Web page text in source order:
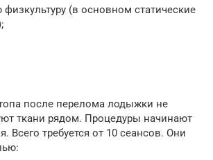
физкультуру (в основном статические
после перелома лодыжки не
ткани рядом. Процедуры начинают
Всего требуется от 10 сеансов. Они